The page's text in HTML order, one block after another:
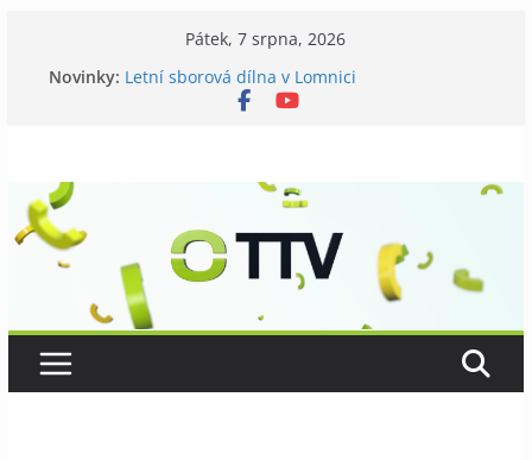
Pátek, 7 srpna, 2026
Novinky: Letní sborová dílna v Lomnici
Chovatelé si připomněli 120 let své existence